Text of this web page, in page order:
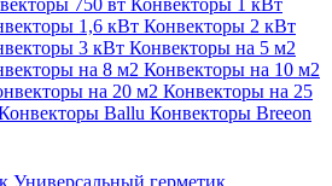
750 вт Конвекторы 1 кВт
1,6 кВт Конвекторы 2 кВт
3 кВт Конвекторы на 5 м2
на 8 м2 Конвекторы на 10 м2
на 20 м2 Конвекторы на 25
Ballu Конвекторы Breeon
Универсальный герметик